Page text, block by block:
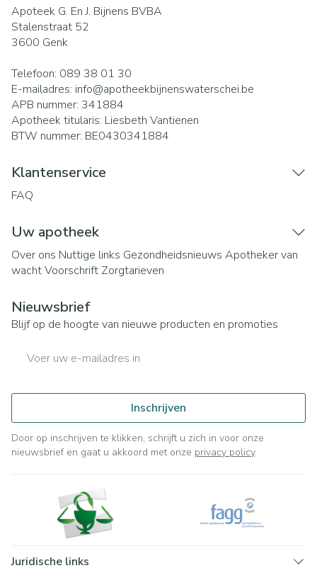
Apoteek G. En J. Bijnens BVBA
Stalenstraat 52
3600 Genk
Telefoon: 089 38 01 30
E-mailadres: info@apotheekbijnenswaterschei.be
APB nummer: 341884
Apotheek titularis: Liesbeth Vantienen
BTW nummer: BE0430341884
Klantenservice
FAQ
Uw apotheek
Over ons Nuttige links Gezondheidsnieuws Apotheker van
wachtVoorschrift Zorgtarieven
Nieuwsbrief
Blijf op de hoogte van nieuwe producten en promoties
Inschrijven
Door op inschrijven te klikken, schrijft u zich in voor onze
nieuwsbrief en gaat u akkoord met onze privacy policy.
Juridische links